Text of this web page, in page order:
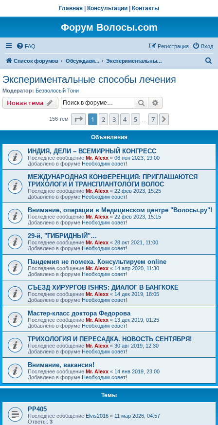
Главная Консультации Контакты
Форум Волосы.com
FAQ Вход
Регистрация
Список форумов Обсуждаем... Экспериментальные способы лечения
Экспериментальные способы лечения
Модератор: Безволосый Тони
Новая тема Поиск
156 тем Страница из
1 2 3 4 5 7
Объявления
ИНДИЯ, ДЕЛИ – ВСЕМИРНЫЙ КОНГРЕСС
Последнее сообщение Mr. Alexx « 06 ноя 2023, 19:00
Добавлено в форуме Необходим совет!
МЕЖДУНАРОДНАЯ КОНФЕРЕНЦИЯ: ПРИГЛАШАЮТСЯ
ТРИХОЛОГИ И ТРАНСПЛАНТОЛОГИ ВОЛОС
Последнее сообщение Mr. Alexx « 22 фев 2023, 15:25
Добавлено в форуме Необходим совет!
Внимание, операции в Медицинском центре "Волосы.ру"!
Последнее сообщение Mr. Alexx « 22 фев 2023, 15:15
Добавлено в форуме Необходим совет!
29-й, "ГИБРИДНЫЙ"…
Последнее сообщение Mr. Alexx « 28 окт 2021, 11:00
Добавлено в форуме Необходим совет!
Пандемия не помеха. Консультируем online
Последнее сообщение Mr. Alexx « 14 апр 2020, 11:30
Добавлено в форуме Необходим совет!
СЪЕЗД ХИРУРГОВ ISHRS: ДИАЛОГ В БАНГКОКЕ
Последнее сообщение Mr. Alexx « 14 дек 2019, 18:05
Добавлено в форуме Необходим совет!
Мастер-класс доктора Федорова
Последнее сообщение Mr. Alexx « 13 дек 2019, 01:25
Добавлено в форуме Необходим совет!
ТРИХОЛОГИЯ И ПЕРЕСАДКА. НОВОСТЬ СЕНТЯБРЯ!
Последнее сообщение Mr. Alexx « 30 авг 2019, 12:30
Добавлено в форуме Необходим совет!
Внимание, вакансия!
Последнее сообщение Mr. Alexx « 14 янв 2019, 23:00
Добавлено в форуме Необходим совет!
Темы
РР405
Последнее сообщение Elvis2016 « 11 мар 2026, 04:57
Ответы: 3